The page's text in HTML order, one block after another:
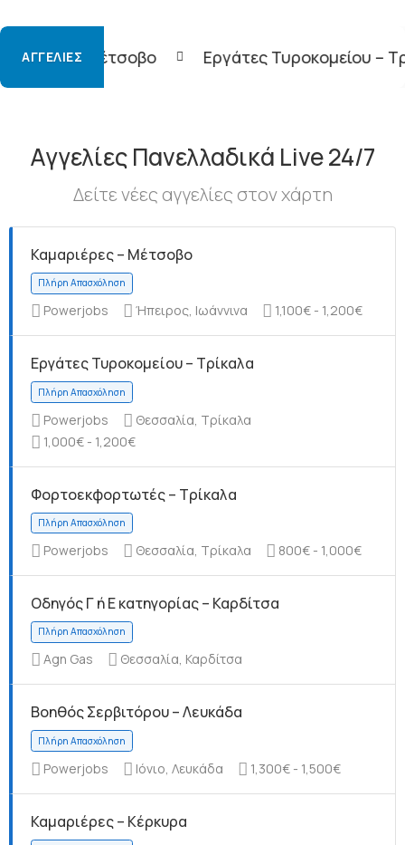
ΑΓΓΕΛΊΕΣΕργάτες Τυροκομείου – Τρίκαλα
Αγγελίες Πανελλαδικά Live 24/7
Δείτε νέες αγγελίες στον χάρτη
Καμαριέρες – Μέτσοβο
Πλήρη Απασχόληση
Powerjobs Ήπειρος, Ιωάννινα 1,100€ - 1,200€
Εργάτες Τυροκομείου – Τρίκαλα
Πλήρη Απασχόληση
Powerjobs
Θεσσαλία, Τρίκαλα
1,000€ - 1,200€
Φορτοεκφορτωτές – Τρίκαλα
Πλήρη Απασχόληση
Powerjobs Θεσσαλία, Τρίκαλα 800€ - 1,000€
Οδηγός Γ ή Ε κατηγορίας – Καρδίτσα
Agn Gas Θεσσαλία, Καρδίτσα
Βοηθός Σερβιτόρου – Λευκάδα
Powerjobs Ιόνιο, Λευκάδα 1,300€ - 1,500€
Καμαριέρες – Κέρκυρα